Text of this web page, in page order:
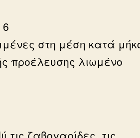
στη μέση κατά
προέλευσης λιωμένο
ζαβογαρίδες, τις